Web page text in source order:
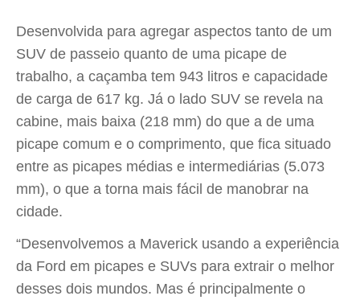
Desenvolvida para agregar aspectos tanto de um
SUV de passeio quanto de uma picape de
trabalho, a caçamba tem 943 litros e capacidade
de carga de 617 kg. Já o lado SUV se revela na
cabine, mais baixa (218 mm) do que a de uma
picape comum e o comprimento, que fica situado
entre as picapes médias e intermediárias (5.073
mm), o que a torna mais fácil de manobrar na
cidade.
“Desenvolvemos a Maverick usando a experiência
da Ford em picapes e SUVs para extrair o melhor
desses dois mundos. Mas é principalmente o